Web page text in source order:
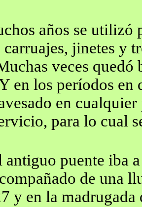
años se utilizó
jinetes y
veces quedó
en los períodos
en
para lo cual
antiguo puente iba
de una
y en la